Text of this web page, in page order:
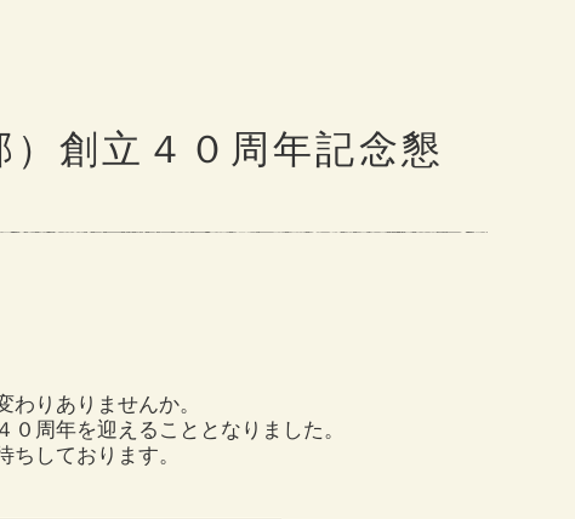
創立４０周年記念懇
りありませんか。
周年を迎えることとなりました。
しております。